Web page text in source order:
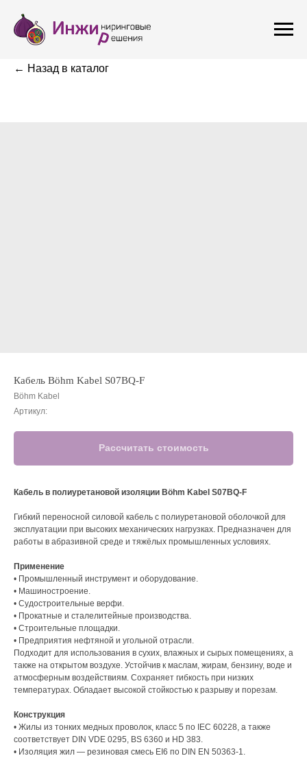
← Назад в каталог
Кабель Böhm Kabel S07BQ-F
Böhm Kabel
Артикул:
Рассчитать стоимость
Кабель в полиуретановой изоляции Böhm Kabel S07BQ-F
Гибкий переносной силовой кабель с полиуретановой оболочкой для
эксплуатации при высоких механических нагрузках. Предназначен для
работы в абразивной среде и тяжёлых промышленных условиях.
Применение
• Промышленный инструмент и оборудование.
• Машиностроение.
• Судостроительные верфи.
• Прокатные и сталелитейные производства.
• Строительные площадки.
• Предприятия нефтяной и угольной отрасли.
Подходит для использования в сухих, влажных и сырых помещениях, а
также на открытом воздухе. Устойчив к маслам, жирам, бензину, воде и
атмосферным воздействиям. Сохраняет гибкость при низких
температурах. Обладает высокой стойкостью к разрыву и порезам.
Конструкция
• Жилы из тонких медных проволок, класс 5 по IEC 60228, а также
соответствует DIN VDE 0295, BS 6360 и HD 383.
• Изоляция жил — резиновая смесь EI6 по DIN EN 50363-1.